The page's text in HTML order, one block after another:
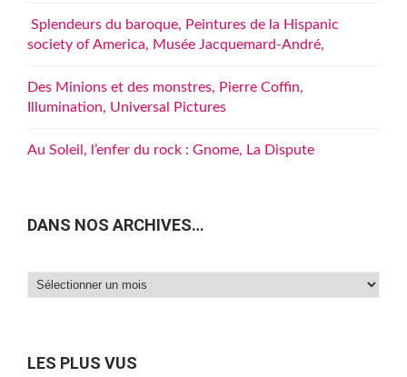
Splendeurs du baroque, Peintures de la Hispanic
society of America, Musée Jacquemard-André,
Des Minions et des monstres, Pierre Coffin,
Illumination, Universal Pictures
Au Soleil, l’enfer du rock : Gnome, La Dispute
DANS NOS ARCHIVES…
Dans
LES PLUS VUS